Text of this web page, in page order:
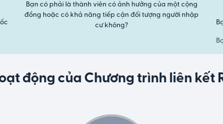
Bạn có phải là thành viên có ảnh hưởng của một cộng
đồng hoặc có khả năng tiếp cận đối tượng người nhập
cư không?
động của Chương trình liên kết